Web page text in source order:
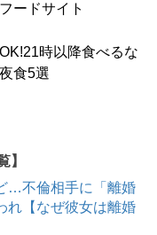
ードサイト
時以降食べるな
食5選
】
…不倫相手に「離婚
れ【なぜ彼女は離婚